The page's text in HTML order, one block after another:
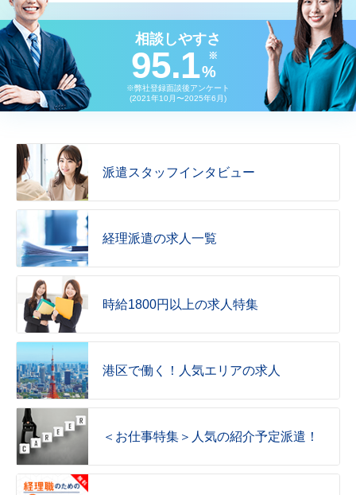
相談しやすさ
95.1%
※
※弊社登録面談後アンケート
(2021年10月〜2025年6月)
派遣スタッフインタビュー
経理派遣の求人一覧
時給1800円以上の求人特集
港区で働く！ 人気エリアの求人
＜お仕事特集＞人気の紹介予定派遣！